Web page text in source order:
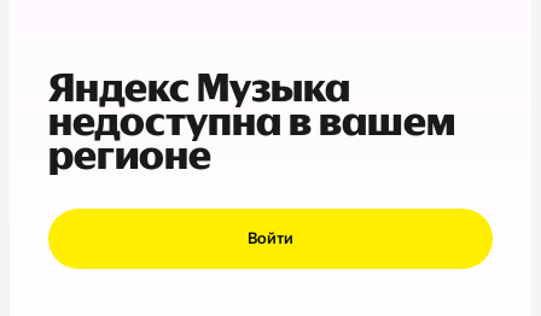
Яндекс Музыка
недоступна в вашем
регионе
Войти